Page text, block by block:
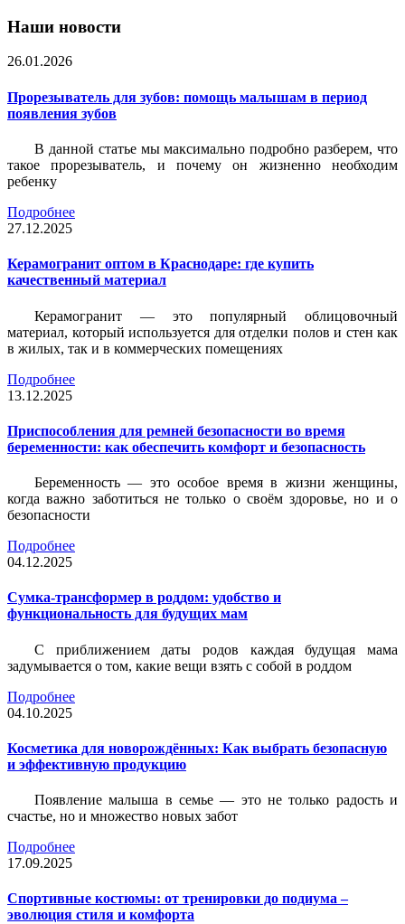
Наши новости
26.01.2026
Прорезыватель для зубов: помощь малышам в период
появления зубов
В данной статье мы максимально подробно разберем, что
такое прорезыватель, и почему он жизненно необходим
ребенку
Подробнее
27.12.2025
Керамогранит оптом в Краснодаре: где купить
качественный материал
Керамогранит — это популярный облицовочный
материал, который используется для отделки полов и стен как
в жилых, так и в коммерческих помещениях
Подробнее
13.12.2025
Приспособления для ремней безопасности во время
беременности: как обеспечить комфорт и безопасность
Беременность — это особое время в жизни женщины,
когда важно заботиться не только о своём здоровье, но и о
безопасности
Подробнее
04.12.2025
Сумка-трансформер в роддом: удобство и
функциональность для будущих мам
С приближением даты родов каждая будущая мама
задумывается о том, какие вещи взять с собой в роддом
Подробнее
04.10.2025
Косметика для новорождённых: Как выбрать безопасную
и эффективную продукцию
Появление малыша в семье — это не только радость и
счастье, но и множество новых забот
Подробнее
17.09.2025
Спортивные костюмы: от тренировки до подиума –
эволюция стиля и комфорта